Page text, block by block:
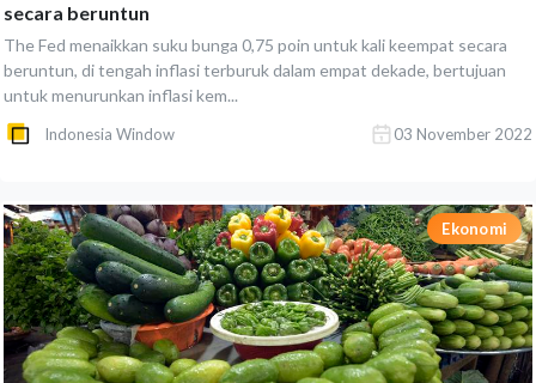
secara beruntun
The Fed menaikkan suku bunga 0,75 poin untuk kali keempat secara
beruntun, di tengah inflasi terburuk dalam empat dekade, bertujuan
untuk menurunkan inflasi kem...
Indonesia Window 03 November 2022
Ekonomi